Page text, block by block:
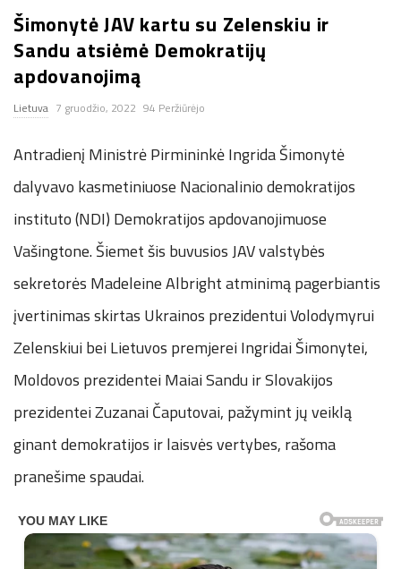
n
.
n
e
t
Šimonytė JAV kartu su Zelenskiu ir
Sandu atsiėmė Demokratijų
apdovanojimą
Lietuva 7 gruodžio, 2022 94 Peržiūrėjo
Antradienį Ministrė Pirmininkė Ingrida Šimonytė
dalyvavo kasmetiniuose Nacionalinio demokratijos
instituto (NDI) Demokratijos apdovanojimuose
Vašingtone. Šiemet šis buvusios JAV valstybės
sekretorės Madeleine Albright atminimą pagerbiantis
įvertinimas skirtas Ukrainos prezidentui Volodymyrui
Zelenskiui bei Lietuvos premjerei Ingridai Šimonytei,
Moldovos prezidentei Maiai Sandu ir Slovakijos
prezidentei Zuzanai Čaputovai, pažymint jų veiklą
ginant demokratijos ir laisvės vertybes, rašoma
pranešime spaudai.